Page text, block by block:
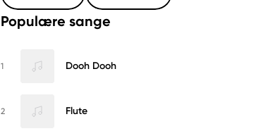
Populære sange
1 Dooh Dooh
2 Flute